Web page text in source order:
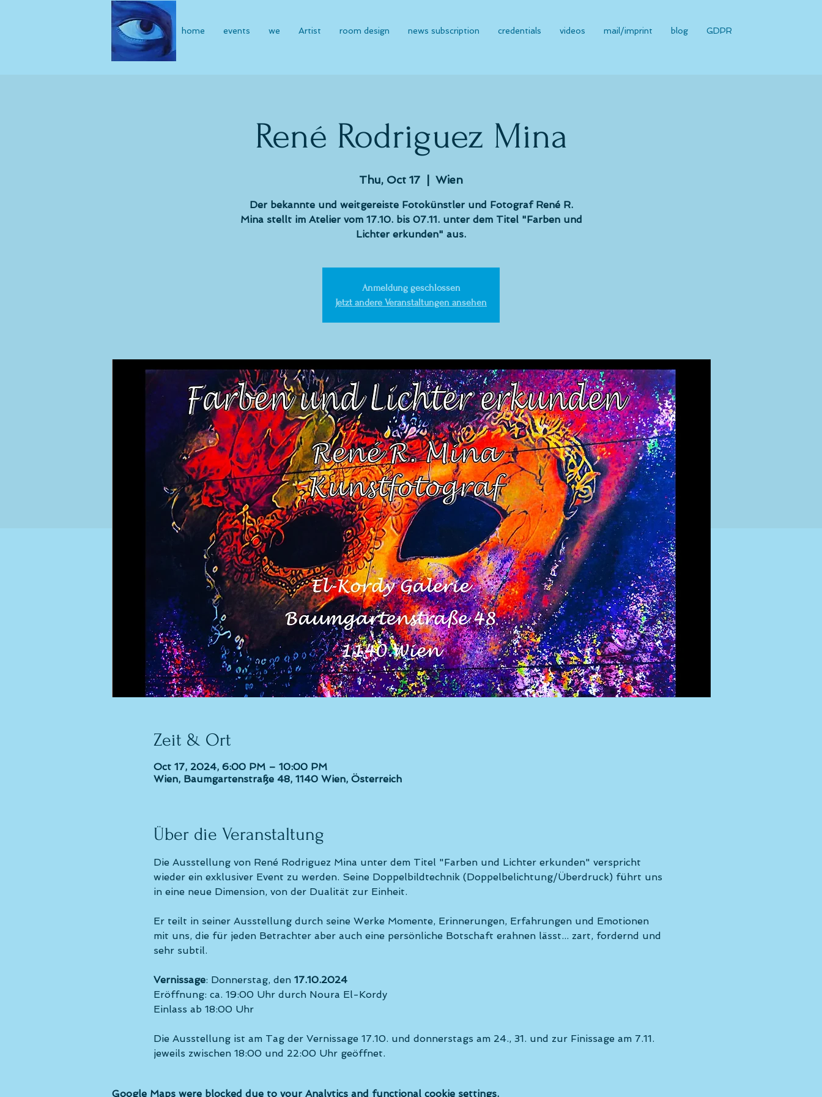
home events we Artist room design news subscription credentials videos mail/imprint blog GDPR
René Rodriguez Mina
Thu, Oct 17 Wien
Der bekannte und weitgereiste Fotokünstler und Fotograf René R.
Mina stellt im Atelier vom 17.10. bis 07.11. unter dem Titel "Farben und
Lichter erkunden" aus.
Anmeldung geschlossen
Jetzt andere Veranstaltungen ansehen
Zeit & Ort
Oct 17, 2024, 6:00 PM – 10:00 PM
Wien, Baumgartenstraße 48, 1140 Wien, Österreich
Über die Veranstaltung
Die Ausstellung von René Rodriguez Mina unter dem Titel "Farben und Lichter erkunden" verspricht
wieder ein exklusiver Event zu werden. Seine Doppelbildtechnik (Doppelbelichtung/Überdruck) führt uns
in eine neue Dimension, von der Dualität zur Einheit.
Er teilt in seiner Ausstellung durch seine Werke Momente, Erinnerungen, Erfahrungen und Emotionen
mit uns, die für jeden Betrachter aber auch eine persönliche Botschaft erahnen lässt... zart, fordernd und
sehr subtil.
Vernissage: Donnerstag, den 17.10.2024
Eröffnung: ca. 19:00 Uhr durch Noura El-Kordy
Einlass ab 18:00 Uhr
Die Ausstellung ist am Tag der Vernissage 17.10. und donnerstags am 24., 31. und zur Finissage am 7.11.
jeweils zwischen 18:00 und 22:00 Uhr geöffnet.
Google Maps were blocked due to your Analytics and functional cookie settings.